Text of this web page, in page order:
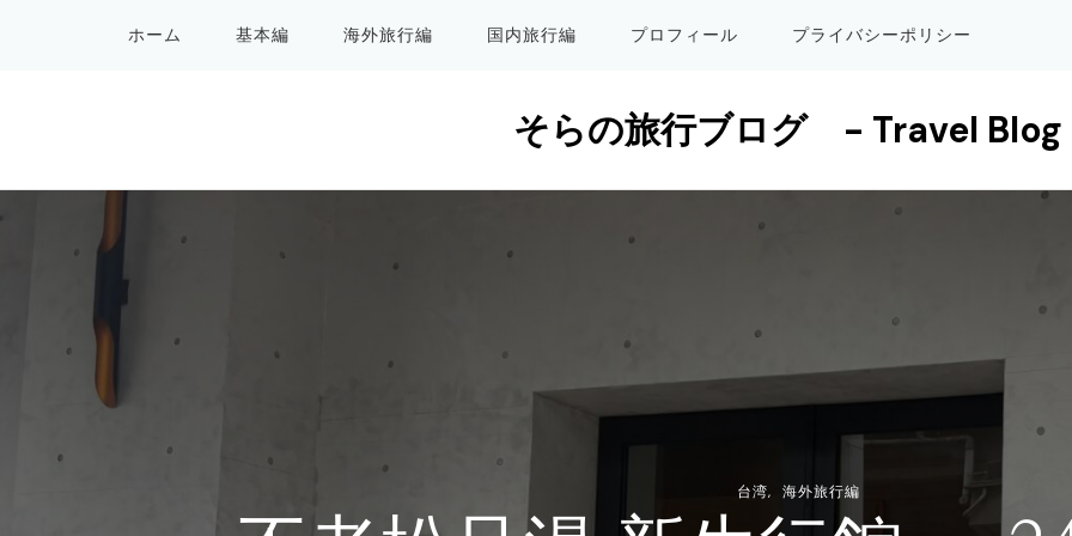
ホーム 基本編 海外旅行編 国内旅行編 プロフィール プライバシーポリシー
そらの旅行ブログ - Travel Blog
台湾 海外旅行編